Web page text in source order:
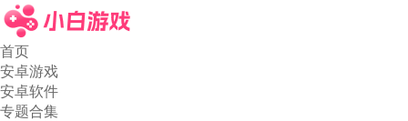
首页
安卓游戏
安卓软件
专题合集